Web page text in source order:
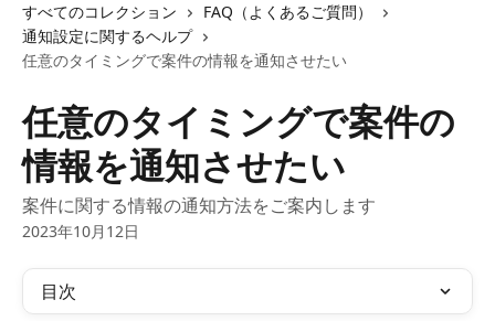
すべてのコレクション
FAQ（よくあるご質問）
通知設定に関するヘルプ
任意のタイミングで案件の情報を通知させたい
任意のタイミングで案件の
情報を通知させたい
案件に関する情報の通知方法をご案内します
2023年10月12日
目次